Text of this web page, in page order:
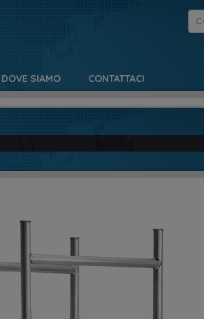
DOVE SIAMO CONTATTACI